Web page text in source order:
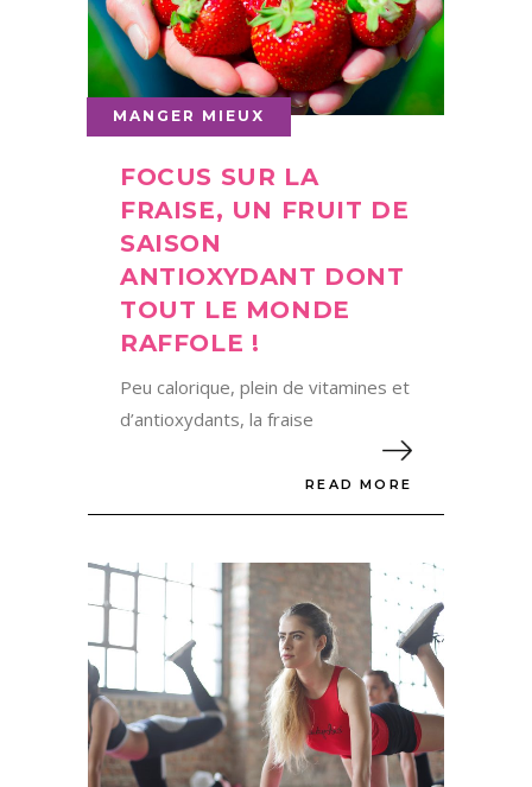
MANGER MIEUX
FOCUS SUR LA
FRAISE, UN FRUIT DE
SAISON
ANTIOXYDANT DONT
TOUT LE MONDE
RAFFOLE !
Peu calorique, plein de vitamines et
d’antioxydants, la fraise
READ MORE